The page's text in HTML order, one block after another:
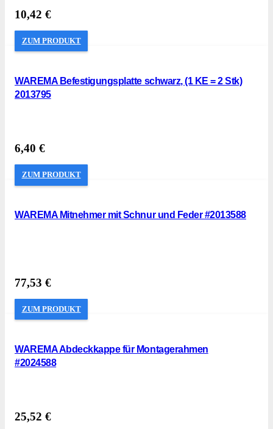
10,42 €
ZUM PRODUKT
WAREMA Befestigungsplatte schwarz, (1 KE = 2 Stk)
2013795
6,40 €
ZUM PRODUKT
WAREMA Mitnehmer mit Schnur und Feder #2013588
77,53 €
ZUM PRODUKT
WAREMA Abdeckkappe für Montagerahmen
#2024588
25,52 €